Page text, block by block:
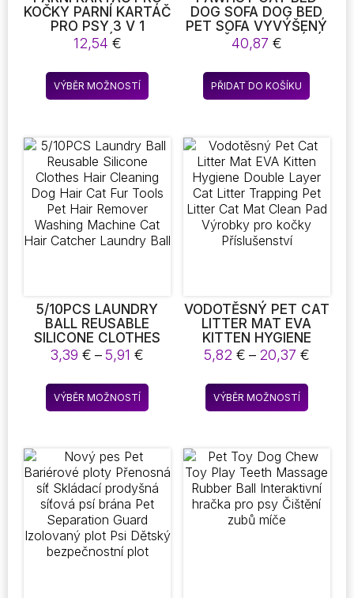
KOČKY PARNÍ KARTÁČ
PRO PSY 3 V 1
ELEKTRICKÝ SPREJ
NA KOČIČÍ SRST
SNADNO ČISTITELNÉ
KARTÁČE NA MASÁŽ
HŘEBEN NA ÚPRAVU
NA ODSTRAŇOVÁNÍ
SRSTI
12,54 €
VÝBĚR MOŽNOSTÍ
Tento
produkt
variant.
lze
vybrat
na
stránce
DOG SOFA DOG BED
PET SOFA VYVÝŠENÝ
GAUČ PRO DOMÁCÍ
MAZLÍČKY SE
ZVÝŠENÝM
DESIGNEM CREAM
40,87 €
PŘIDAT DO KOŠÍKU
5/10PCS LAUNDRY
BALL REUSABLE
SILICONE CLOTHES
HAIR CLEANING DOG
HAIR CAT FUR TOOLS
PET HAIR REMOVER
WASHING MACHINE
CAT HAIR CATCHER
3,39€ – 5,91€
3,39 €
až
VÝBĚR MOŽNOSTÍ
Tento
produkt
variant.
Možnosti
lze
vybrat
na
stránce
VODOTĚSNÝ PET CAT
LITTER MAT EVA
KITTEN HYGIENE
DOUBLE LAYER CAT
LITTER TRAPPING
PET LITTER CAT MAT
CLEAN PAD VÝROBKY
PRO KOČKY
5,82 € – 20,37 €
VÝBĚR MOŽNOSTÍ
Tento
produkt
variant.
lze
vybrat